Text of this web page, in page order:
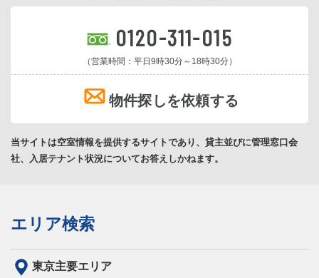
0120-311-015
（営業時間：平日9時30分～18時30分）
物件探しを依頼する
当サイトは空室情報を提供するサイトであり、貸主並びに管理窓口会
社、入居テナント状況についてお答えしかねます。
エリア検索
東京主要エリア